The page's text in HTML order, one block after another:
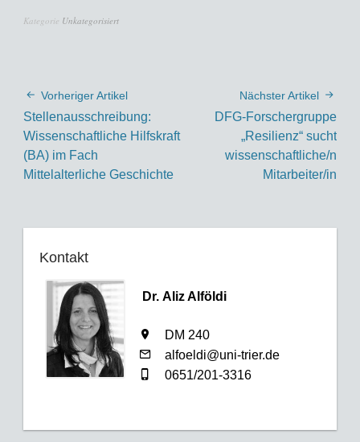
Kategorie Unkategorisiert
Vorheriger Artikel
Stellenausschreibung:
Wissenschaftliche Hilfskraft
(BA) im Fach
Mittelalterliche Geschichte
Nächster Artikel
DFG-Forschergruppe
„Resilienz“ sucht
wissenschaftliche/n
Mitarbeiter/in
Kontakt
Dr. Aliz Alföldi
DM 240
alfoeldi@uni-trier.de
0651/201-3316